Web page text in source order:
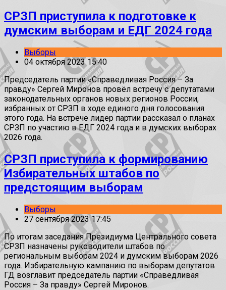
СРЗП приступила к подготовке к
думским выборам и ЕДГ 2024 года
Выборы
04 октября 2023 15:40
Председатель партии «Справедливая Россия – За
правду» Сергей Миронов провёл встречу с депутатами
законодательных органов новых регионов России,
избранных от СРЗП в ходе единого дня голосования
этого года. На встрече лидер партии рассказал о планах
СРЗП по участию в ЕДГ 2024 года и в думских выборах
2026 года.
СРЗП приступила к формированию
Избирательных штабов по
предстоящим выборам
Выборы
27 сентября 2023 17:45
По итогам заседания Президиума Центрального совета
СРЗП назначены руководители штабов по
региональным выборам 2024 и думским выборам 2026
года. Избирательную кампанию по выборам депутатов
ГД возглавит председатель партии «Справедливая
Россия – За правду» Сергей Миронов.